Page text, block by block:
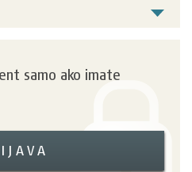
samo ako imate